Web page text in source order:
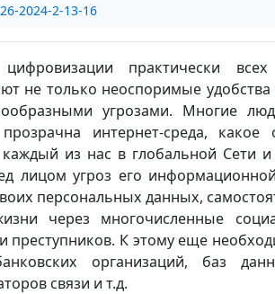
2024-2-13-16
практически
не только неоспоримые
угрозами. Многие
интернет-среда, какое
каждый из нас в глобальной
лицом угроз его
персональных данных,
через многочисленные
преступников. К этому еще
организаций, баз
связи и т.д.